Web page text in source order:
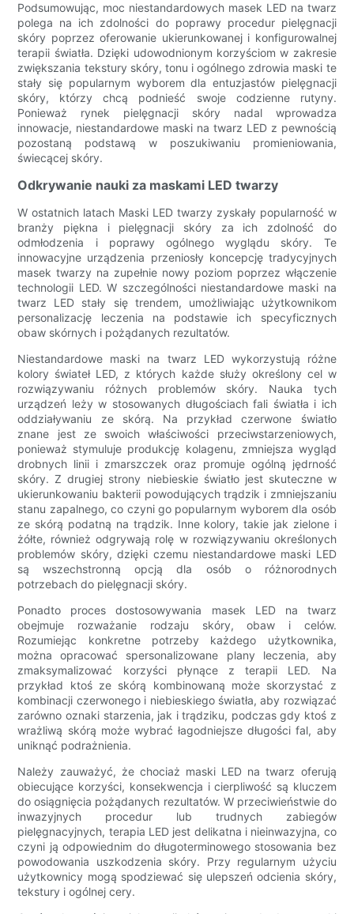
Podsumowując, moc niestandardowych masek LED na twarz
polega na ich zdolności do poprawy procedur pielęgnacji
skóry poprzez oferowanie ukierunkowanej i konfigurowalnej
terapii światła. Dzięki udowodnionym korzyściom w zakresie
zwiększania tekstury skóry, tonu i ogólnego zdrowia maski te
stały się popularnym wyborem dla entuzjastów pielęgnacji
skóry, którzy chcą podnieść swoje codzienne rutyny.
Ponieważ rynek pielęgnacji skóry nadal wprowadza
innowacje, niestandardowe maski na twarz LED z pewnością
pozostaną podstawą w poszukiwaniu promieniowania,
świecącej skóry.
Odkrywanie nauki za maskami LED twarzy
W ostatnich latach Maski LED twarzy zyskały popularność w
branży piękna i pielęgnacji skóry za ich zdolność do
odmłodzenia i poprawy ogólnego wyglądu skóry. Te
innowacyjne urządzenia przeniosły koncepcję tradycyjnych
masek twarzy na zupełnie nowy poziom poprzez włączenie
technologii LED. W szczególności niestandardowe maski na
twarz LED stały się trendem, umożliwiając użytkownikom
personalizację leczenia na podstawie ich specyficznych
obaw skórnych i pożądanych rezultatów.
Niestandardowe maski na twarz LED wykorzystują różne
kolory świateł LED, z których każde służy określony cel w
rozwiązywaniu różnych problemów skóry. Nauka tych
urządzeń leży w stosowanych długościach fali światła i ich
oddziaływaniu ze skórą. Na przykład czerwone światło
znane jest ze swoich właściwości przeciwstarzeniowych,
ponieważ stymuluje produkcję kolagenu, zmniejsza wygląd
drobnych linii i zmarszczek oraz promuje ogólną jędrność
skóry. Z drugiej strony niebieskie światło jest skuteczne w
ukierunkowaniu bakterii powodujących trądzik i zmniejszaniu
stanu zapalnego, co czyni go popularnym wyborem dla osób
ze skórą podatną na trądzik. Inne kolory, takie jak zielone i
żółte, również odgrywają rolę w rozwiązywaniu określonych
problemów skóry, dzięki czemu niestandardowe maski LED
są wszechstronną opcją dla osób o różnorodnych
potrzebach do pielęgnacji skóry.
Ponadto proces dostosowywania masek LED na twarz
obejmuje rozważanie rodzaju skóry, obaw i celów.
Rozumiejąc konkretne potrzeby każdego użytkownika,
można opracować spersonalizowane plany leczenia, aby
zmaksymalizować korzyści płynące z terapii LED. Na
przykład ktoś ze skórą kombinowaną może skorzystać z
kombinacji czerwonego i niebieskiego światła, aby rozwiązać
zarówno oznaki starzenia, jak i trądziku, podczas gdy ktoś z
wrażliwą skórą może wybrać łagodniejsze długości fal, aby
uniknąć podrażnienia.
Należy zauważyć, że chociaż maski LED na twarz oferują
obiecujące korzyści, konsekwencja i cierpliwość są kluczem
do osiągnięcia pożądanych rezultatów. W przeciwieństwie do
inwazyjnych procedur lub trudnych zabiegów
pielęgnacyjnych, terapia LED jest delikatna i nieinwazyjna, co
czyni ją odpowiednim do długoterminowego stosowania bez
powodowania uszkodzenia skóry. Przy regularnym użyciu
użytkownicy mogą spodziewać się ulepszeń odcienia skóry,
tekstury i ogólnej cery.